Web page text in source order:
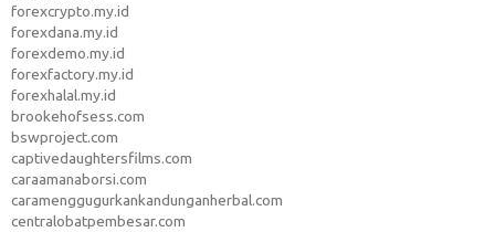
forexcrypto.my.id
forexdana.my.id
forexdemo.my.id
forexfactory.my.id
forexhalal.my.id
brookehofsess.com
bswproject.com
captivedaughtersfilms.com
caraamanaborsi.com
caramenggugurkankandunganherbal.com
centralobatpembesar.com